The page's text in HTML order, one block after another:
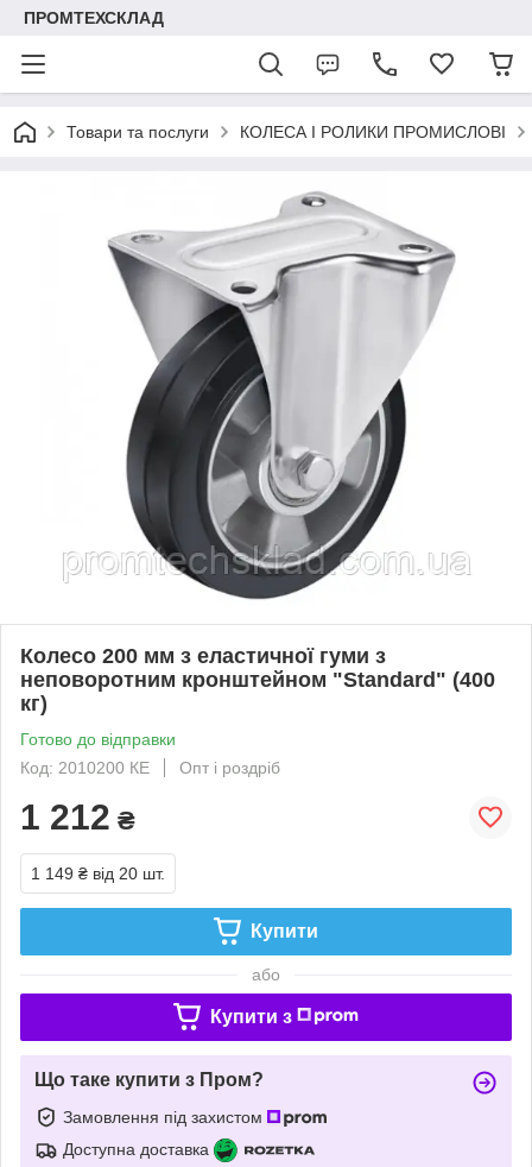
ПРОМТЕХСКЛАД
Товари та послуги КОЛЕСА І РОЛИКИ ПРОМИСЛОВІ
Колесо 200 мм з еластичної гуми з
неповоротним кронштейном "Standard" (400
кг)
Готово до відправки
Код: 2010200 КЕ
Опт і роздріб
1 212 ₴
1 149 ₴ від 20 шт.
Купити
або
Купити з
Що таке купити з Пром?
Замовлення під захистом
Доступна доставка